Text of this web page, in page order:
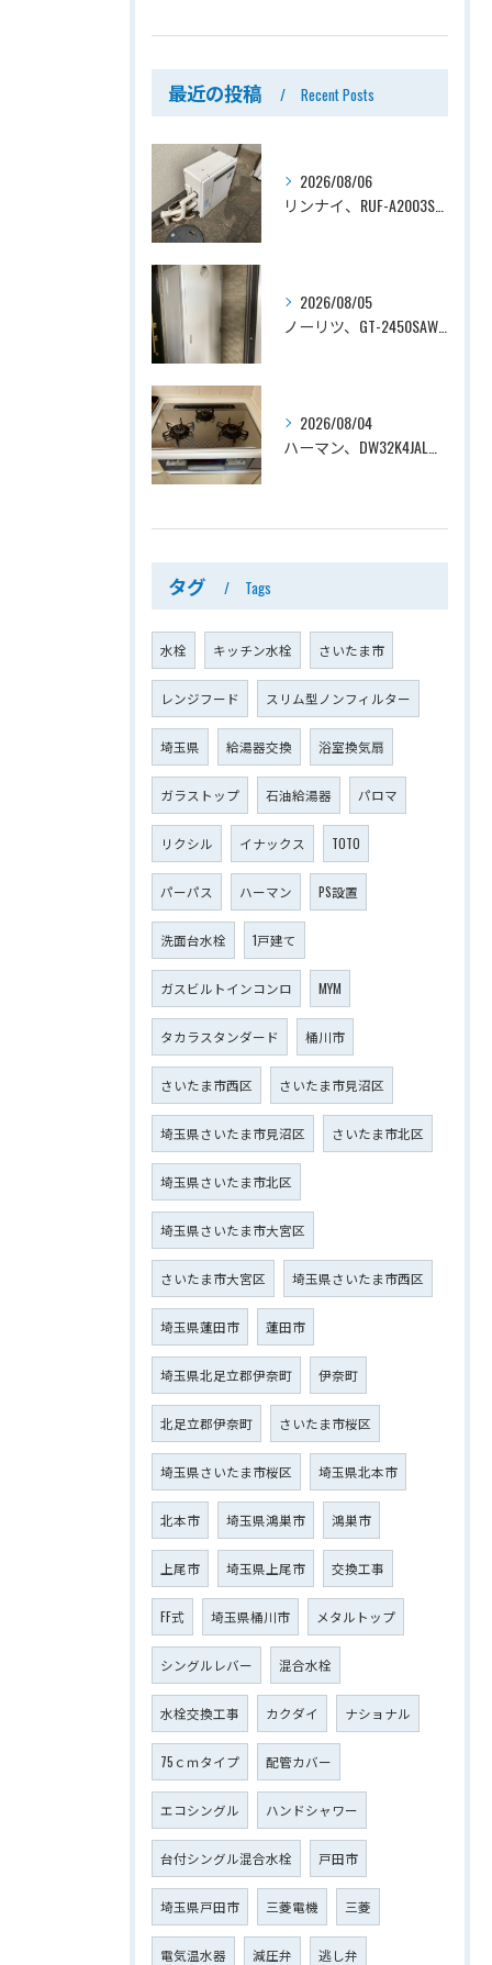
最近の投稿 Recent Posts
2026/08/06
2026/08/05
2026/08/04
タグ Tags
水栓 キッチン水栓 さいたま市
レンジフード スリム型ノンフィルター
埼玉県 給湯器交換 浴室換気扇
ガラストップ 石油給湯器 パロマ
リクシル イナックス TOTO
パーパス ハーマン PS設置
洗面台水栓 1戸建て
ガスビルトインコンロ MYM
タカラスタンダード 桶川市
さいたま市西区 さいたま市見沼区
埼玉県さいたま市見沼区 さいたま市北区
埼玉県さいたま市北区
埼玉県さいたま市大宮区
さいたま市大宮区 埼玉県さいたま市西区
埼玉県蓮田市 蓮田市
埼玉県北足立郡伊奈町 伊奈町
北足立郡伊奈町 さいたま市桜区
埼玉県さいたま市桜区 埼玉県北本市
北本市 埼玉県鴻巣市 鴻巣市
上尾市 埼玉県上尾市 交換工事
FF式 埼玉県桶川市 メタルトップ
シングルレバー 混合水栓
水栓交換工事 カクダイ ナショナル
75ｃｍタイプ 配管カバー
エコシングル ハンドシャワー
台付シングル混合水栓 戸田市
埼玉県戸田市 三菱電機 三菱
電気温水器 減圧弁 逃し弁